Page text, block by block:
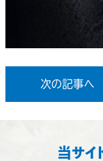
次の記事へ
当サイ